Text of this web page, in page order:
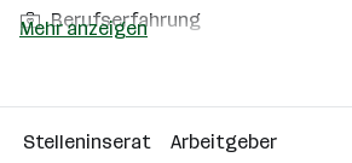
Berufserfahrung
Über das Unternehmen
Mehr anzeigen
Stelleninserat Arbeitgeber